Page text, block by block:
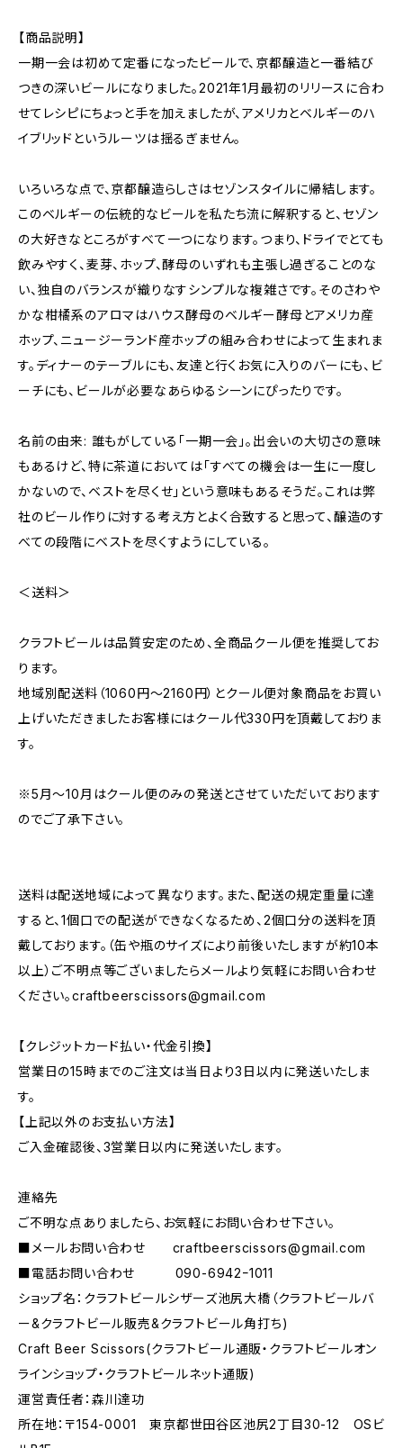
【商品説明】
一期一会は初めて定番になったビールで、京都醸造と一番結び
つきの深いビールになりました。2021年1月最初のリリースに合わ
せてレシピにちょっと手を加えましたが、アメリカとベルギーのハ
イブリッドというルーツは揺るぎません。
いろいろな点で、京都醸造らしさはセゾンスタイルに帰結します。
このベルギーの伝統的なビールを私たち流に解釈すると、セゾン
の大好きなところがすべて一つになります。つまり、ドライでとても
飲みやすく、麦芽、ホップ、酵母のいずれも主張し過ぎることのな
い、独自のバランスが織りなすシンプルな複雑さです。そのさわや
かな柑橘系のアロマはハウス酵母のベルギー酵母とアメリカ産
ホップ、ニュージーランド産ホップの組み合わせによって生まれま
す。ディナーのテーブルにも、友達と行くお気に入りのバーにも、ビ
ーチにも、ビールが必要なあらゆるシーンにぴったりです。
名前の由来: 誰もがしている「一期一会」。出会いの大切さの意味
もあるけど、特に茶道においては「すべての機会は一生に一度し
かないので、ベストを尽くせ」という意味もあるそうだ。これは弊
社のビール作りに対する考え方とよく合致すると思って、醸造のす
べての段階にベストを尽くすようにしている。
＜送料＞
クラフトビールは品質安定のため、全商品クール便を推奨してお
ります。
地域別配送料（1060円～2160円）とクール便対象商品をお買い
上げいただきましたお客様にはクール代330円を頂戴しておりま
す。
※5月～10月はクール便のみの発送とさせていただいております
のでご了承下さい。
送料は配送地域によって異なります。また、配送の規定重量に達
すると、1個口での配送ができなくなるため、2個口分の送料を頂
戴しております。（缶や瓶のサイズにより前後いたしますが約10本
以上）ご不明点等ございましたらメールより気軽にお問い合わせ
ください。craftbeerscissors@gmail.com
【クレジットカード払い・代金引換】
営業日の15時までのご注文は当日より3日以内に発送いたしま
す。
【上記以外のお支払い方法】
ご入金確認後、3営業日以内に発送いたします。
連絡先
ご不明な点ありましたら、お気軽にお問い合わせ下さい。
■メールお問い合わせ craftbeerscissors@gmail.com
■電話お問い合わせ 090-6942ｰ1011
ショップ名：クラフトビールシザーズ池尻大橋（クラフトビールバ
ー&クラフトビール販売&クラフトビール角打ち)
Craft Beer Scissors(クラフトビール通販・クラフトビールオン
ラインショップ・クラフトビールネット通販)
運営責任者：森川達功
所在地：〒154-0001 東京都世田谷区池尻2丁目30-12 OSビ